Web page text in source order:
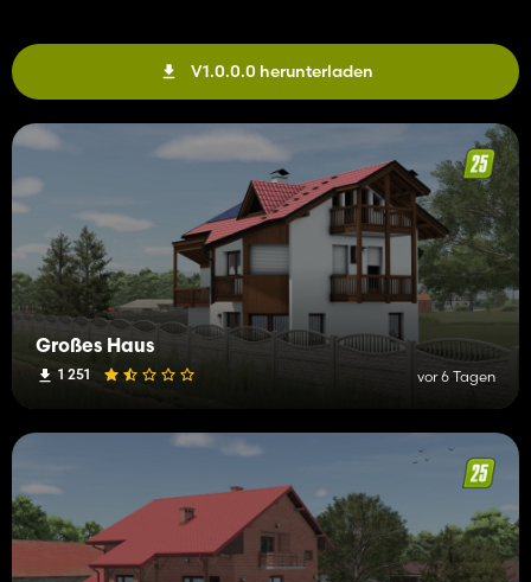
V1.0.0.0 herunterladen
Großes Haus
1 251 vor 6 Tagen